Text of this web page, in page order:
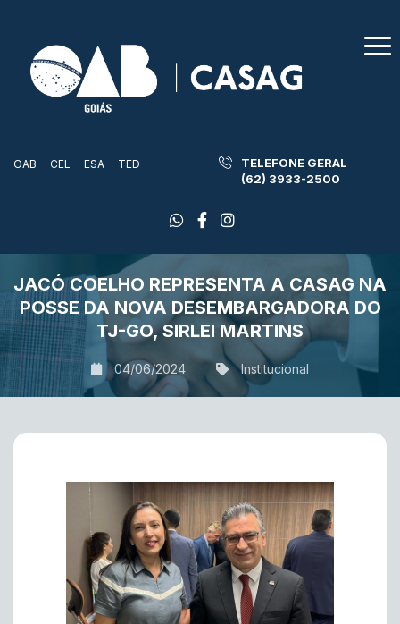
OAB CEL ESA TED
TELEFONE GERAL
(62) 3933-2500
JACÓ COELHO REPRESENTA A CASAG NA
POSSE DA NOVA DESEMBARGADORA DO
TJ-GO, SIRLEI MARTINS
04/06/2024 Institucional